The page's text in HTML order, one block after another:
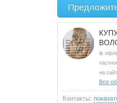
на
Все
Контакты: